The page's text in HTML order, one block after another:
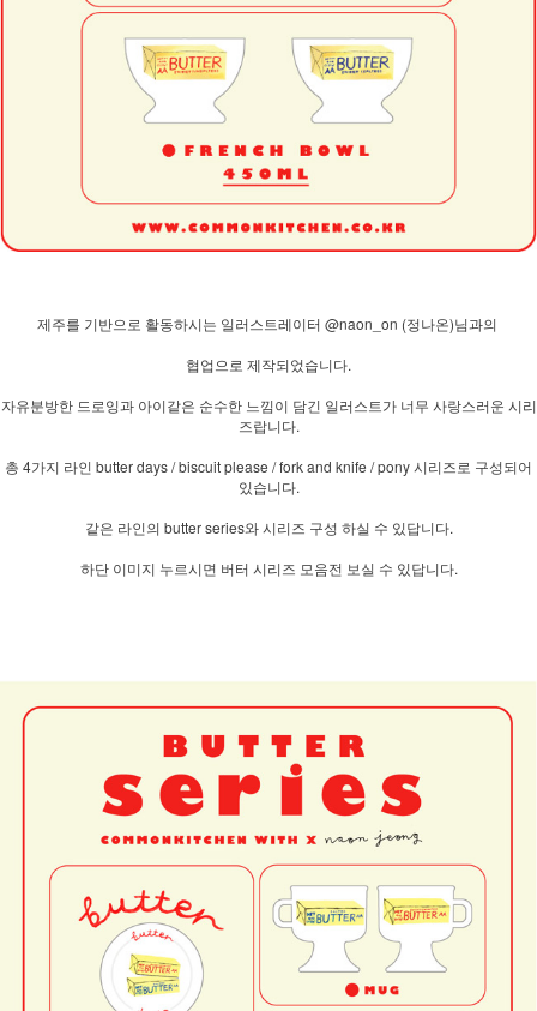
제주를 기반으로 활동하시는 일러스트레이터 @naon_on (정나온)님과의
협업으로 제작되었습니다.
자유분방한 드로잉과 아이같은 순수한 느낌이 담긴 일러스트가 너무 사랑스러운 시리
즈랍니다.
총 4가지 라인 butter days / biscuit please / fork and knife / pony 시리즈로 구성되어
있습니다.
같은 라인의 butter series와 시리즈 구성 하실 수 있답니다.
하단 이미지 누르시면 버터 시리즈 모음전 보실 수 있답니다.